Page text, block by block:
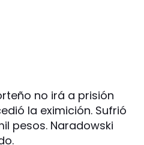
no irá a prisión
la eximición. Sufrió
pesos. Naradowski